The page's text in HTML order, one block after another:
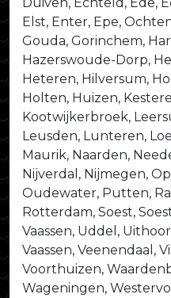
Elst, Enter, Epe,
Gouda, Gorinchem,
Hazerswoude-Dorp,
Heteren, Hilversum,
Holten, Huizen,
Kootwijkerbroek,
Leusden, Lunteren,
Maurik, Naarden,
Nijverdal, Nijmegen,
Oudewater, Putten,
Rotterdam, Soest,
Vaassen, Uddel,
Vaassen, Veenendaal,
Voorthuizen,
Wageningen,